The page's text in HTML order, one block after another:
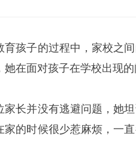
育孩子的过程中，家校之
她在面对孩子在学校出现
家长并没有逃避问题，她
家的时候很少惹麻烦，一